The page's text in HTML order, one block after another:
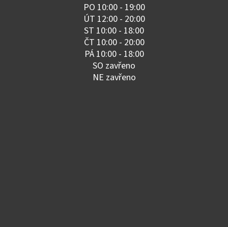
PO 10:00 - 19:00
ÚT 12:00 - 20:00
ST 10:00 - 18:00
ČT 10:00 - 20:00
PÁ 10:00 - 18:00
SO zavřeno
NE zavřeno